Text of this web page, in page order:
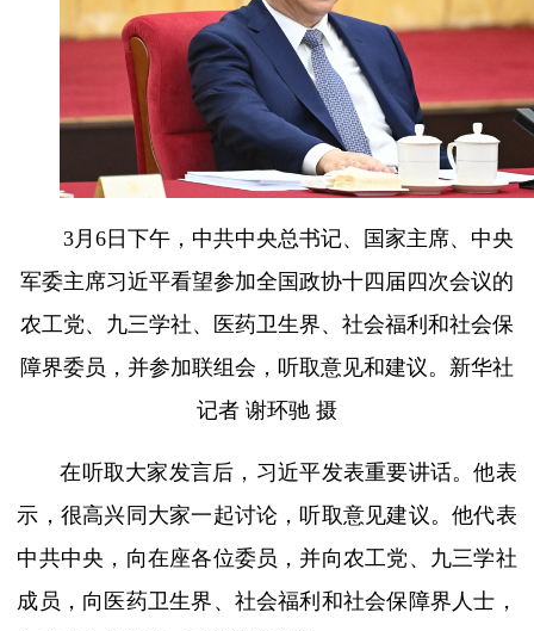
3月6日下午，中共中央总书记、国家主席、中央
军委主席习近平看望参加全国政协十四届四次会议的
农工党、九三学社、医药卫生界、社会福利和社会保
障界委员，并参加联组会，听取意见和建议。新华社
记者 谢环驰 摄
在听取大家发言后，习近平发表重要讲话。他表
示，很高兴同大家一起讨论，听取意见建议。他代表
中共中央，向在座各位委员，并向农工党、九三学社
成员，向医药卫生界、社会福利和社会保障界人士，